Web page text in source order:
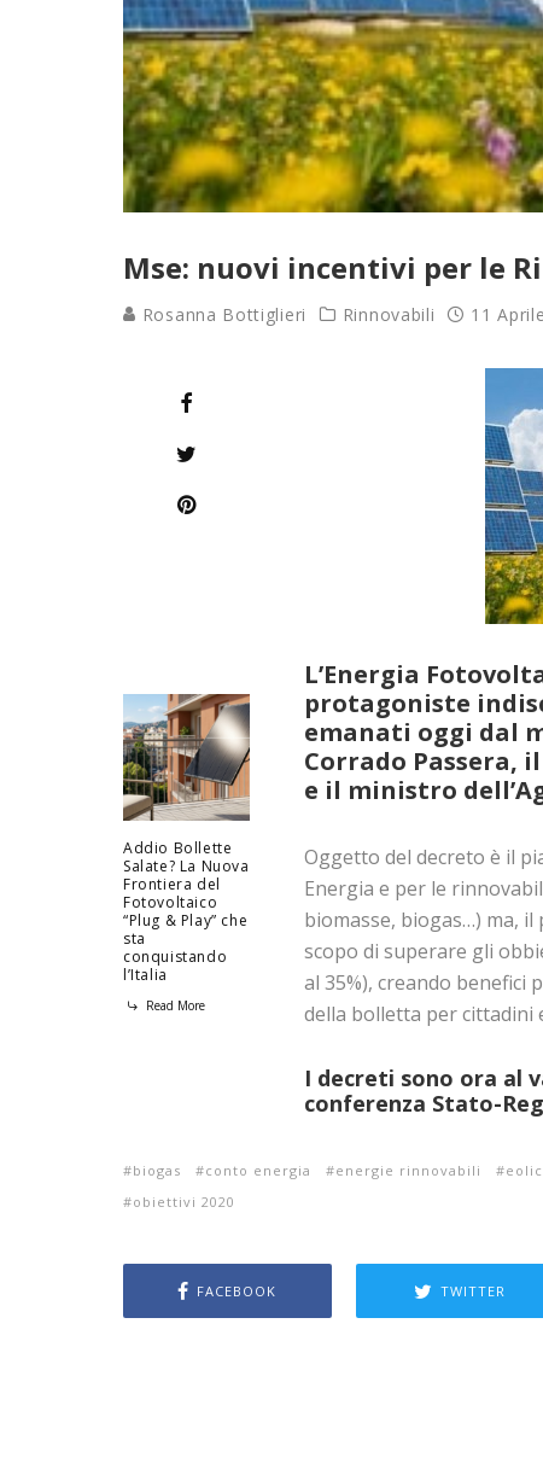
Mse: nuovi incentivi per le
Rosanna Bottiglieri Rinnovabili 11
Addio Bollette
Salate? La Nuova
Frontiera del
Fotovoltaico
“Plug & Play” che
sta
conquistando
l’Italia
Read More
L’Energia
protagoniste
emanati oggi dal
Corrado Passera,
e il ministro
Oggetto del decreto è il
Energia e per le
biomasse, biogas…) ma,
scopo di superare gli
al 35%), creando benefici
della bolletta per cittadini
I decreti sono ora al
conferenza Stato-
biogas conto energia energie rinnovabili
obiettivi 2020
FACEBOOK TWITTER